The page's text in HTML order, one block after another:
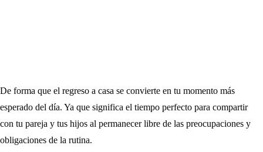
De forma que el regreso a casa se convierte en tu momento más
esperado del día. Ya que significa el tiempo perfecto para compartir
con tu pareja y tus hijos al permanecer libre de las preocupaciones y
obligaciones de la rutina.